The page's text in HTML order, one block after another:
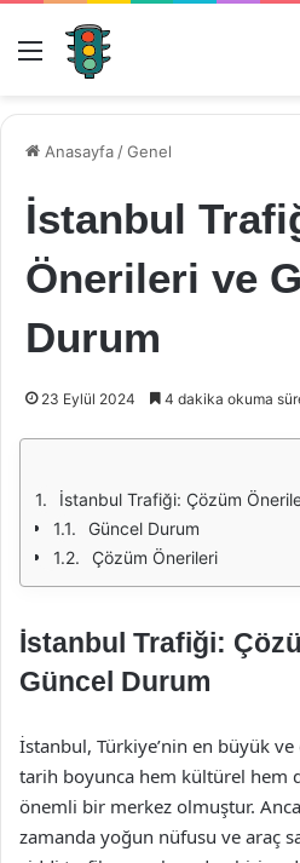
Menü
Anasayfa /Genel
İstanbul
Önerileri ve
Durum
23 Eylül 2024 4 dakika okuma
İstanbul Trafiği: Çözüm
Güncel Durum
Çözüm Önerileri
İstanbul Trafiği:
Güncel Durum
İstanbul, Türkiye’nin en büyük
tarih boyunca hem kültürel hem
önemli bir merkez olmuştur.
zamanda yoğun nüfusu ve araç